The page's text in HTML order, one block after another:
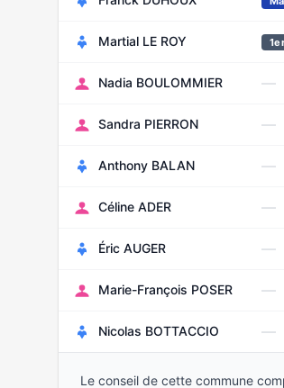
Martial LE ROY
Nadia BOULOMMIER —
Sandra PIERRON —
Anthony BALAN —
Céline ADER —
Éric AUGER —
Marie-François POSER —
Nicolas BOTTACCIO —
Le conseil de cette commune